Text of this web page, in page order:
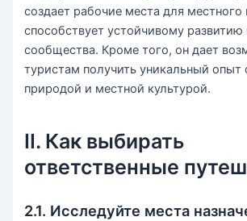
создает рабочие места для местного
способствует устойчивому развитию
сообщества. Кроме того, он дает
туристам получить уникальный
природой и местной культурой.
II. Как выбирать
ответственные
2.1. Исследуйте места